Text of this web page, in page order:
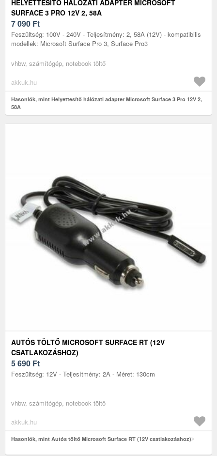
HELYETTESÍTŐ HÁLÓZATI ADAPTER MICROSOFT
SURFACE 3 PRO 12V 2, 58A
7 090 Ft
Feszültség: 100V - 240V - Teljesítmény: 2, 58A (12V) - kompatibilis
modellek: Microsoft Surface Pro 3, Surface Pro3
vhbw, számítógép, notebook töltő
akkuk.hu
Hasonlók, mint Helyettesítő hálózati adapter Microsoft Surface 3 Pro 12V 2,
58A
AUTÓS TÖLTŐ MICROSOFT SURFACE RT (12V
CSATLAKOZÁSHOZ)
5 690 Ft
Feszültség: 12V - Teljesítmény: 2A - Méret: 130cm
vhbw, számítógép, notebook töltő
akkuk.hu
Hasonlók, mint Autós töltő Microsoft Surface RT (12V csatlakozáshoz)